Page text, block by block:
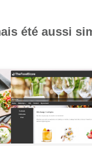
été aussi